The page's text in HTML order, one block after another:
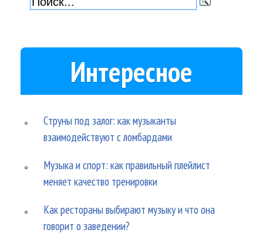
Интересное
Струны под залог: как музыканты
взаимодействуют с ломбардами
Музыка и спорт: как правильный плейлист
меняет качество тренировки
Как рестораны выбирают музыку и что она
говорит о заведении?